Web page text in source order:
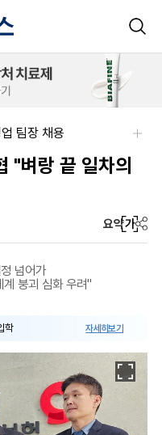
팀장 채용
"벼랑 끝 일차의
요약가
넘어가
붕괴 심화 우려"
학 자세히보기